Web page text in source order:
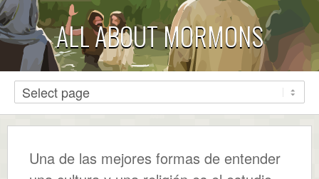
ALL ABOUT MORMONS
Una de las mejores formas de entender